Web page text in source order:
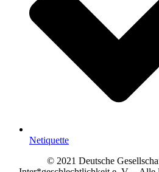
Netiquette
© 2021 Deutsche